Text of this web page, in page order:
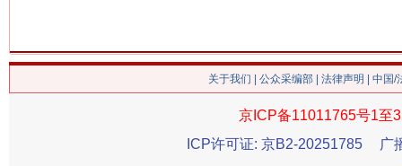
关于我们 公众采编部 法律声明 | 中国
京ICP备11011765号1至
ICP许可证: 京B2-20251785
广